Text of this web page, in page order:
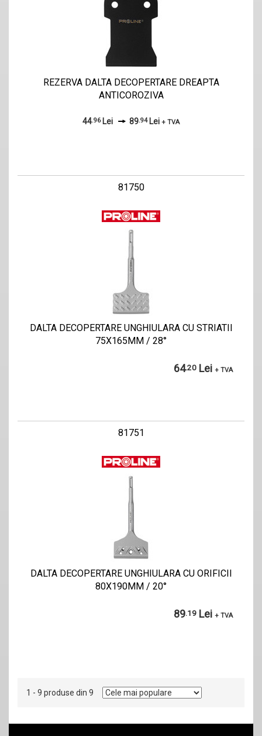
REZERVA DALTA DECOPERTARE DREAPTA
ANTICOROZIVA
44.96Lei 89.94Lei + TVA
81750
DALTA DECOPERTARE UNGHIULARA CU STRIATII
75X165MM / 28°
64.20 Lei + TVA
81751
DALTA DECOPERTARE UNGHIULARA CU ORIFICII
80X190MM / 20°
89.19 Lei + TVA
1 - 9 produse din 9